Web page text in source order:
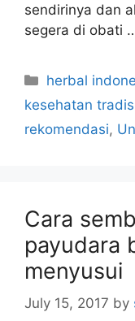
sendirinya dan
segera di obati
C
e
i
e
s
herbal
kesehatan
rekomendasi,
Cara
payudara
menyusui
July 15, 2017 by